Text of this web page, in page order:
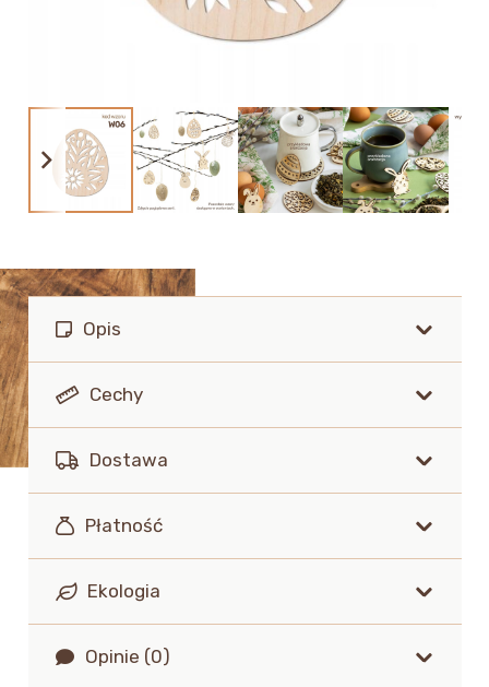
Opis
Cechy
Dostawa
Płatność
Ekologia
Opinie (0)